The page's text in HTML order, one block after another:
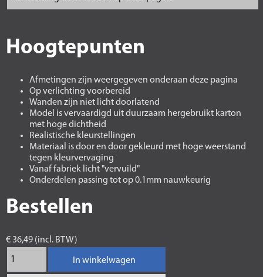
Hoogtepunten
Afmetingen zijn weergegeven onderaan deze pagina
Op verlichting voorbereid
Wanden zijn niet licht doorlatend
Model is vervaardigd uit duurzaam hergebruikt karton
met hoge dichtheid
Realistische kleurstellingen
Materiaal is door en door gekleurd met hoge weerstand
tegen kleurvervaging
Vanaf fabriek licht "vervuild"
Onderdelen passing tot op 0.1mm nauwkeurig
Bestellen
€ 36,49 (incl. BTW)
In winkelwagen